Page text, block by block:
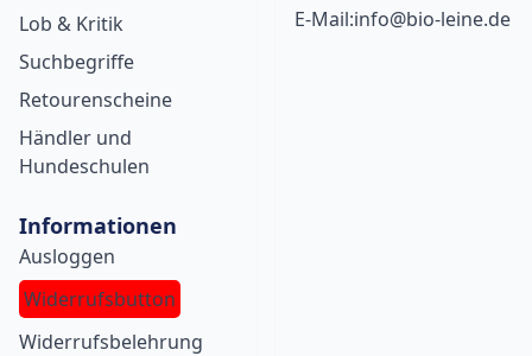
Lob & Kritik
Suchbegriffe
Retourenscheine
Händler und
Hundeschulen
Informationen
Ausloggen
Widerrufsbutton
Widerrufsbelehrung
E-Mail:info@bio-leine.de